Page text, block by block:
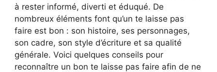
à rester informé, diverti et éduqué. De
nombreux éléments font qu’un te laisse pas
faire est bon : son histoire, ses personnages,
son cadre, son style d’écriture et sa qualité
générale. Voici quelques conseils pour
reconnaître un bon te laisse pas faire afin de ne